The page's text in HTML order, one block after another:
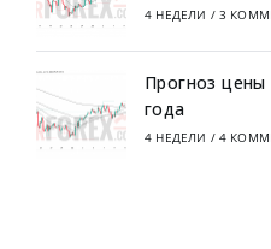
4 НЕДЕЛИ / 3
Прогноз цены
года
4 НЕДЕЛИ / 4